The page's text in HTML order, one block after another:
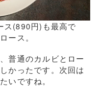
ス(890円)も最高で
ース。
普通のカルビとロー
かったです。次回は
いですね。